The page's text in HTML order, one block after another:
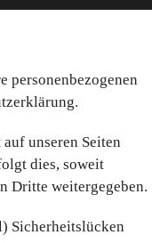
personenbezogenen
unseren Seiten
dies, soweit
Dritte weitergegeben.
Sicherheitslücken